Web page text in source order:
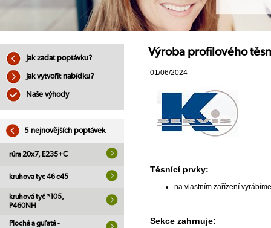
Jak zadat poptávku?
Jak vytvořit nabídku?
Naše výhody
5 nejnovějších poptávek
rúra 20x7, E235+C
kruhova tyc 46 c45
kruhová tyč *105,
P460NH
Plochá a guľatá -
Výroba profilového
01/06/2024
Těsnící prvky:
na vlastním zařízení
Sekce zahrnuje: